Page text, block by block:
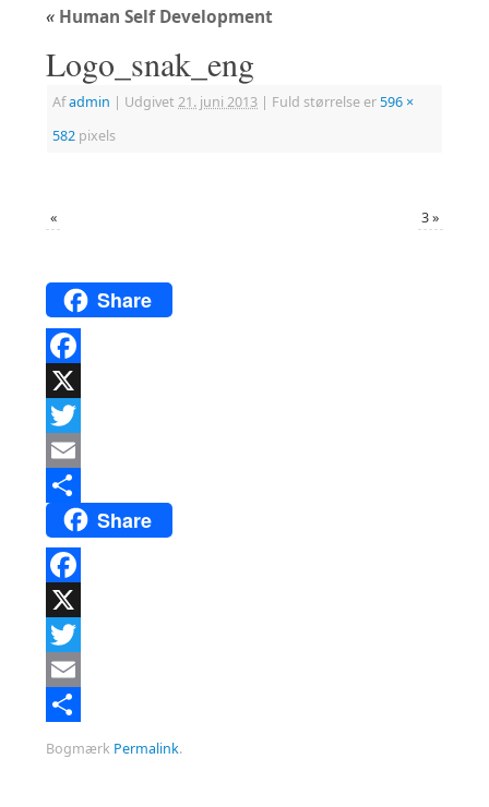
« Human Self Development
Logo_snak_eng
Afadmin | Udgivet 21. juni 2013 | Fuld størrelse er596 ×
582 pixels
« 3»
Share
Facebook
X
Twitter
Email
Del
Share
Facebook
X
Twitter
Email
Del
Bogmærk Permalink.